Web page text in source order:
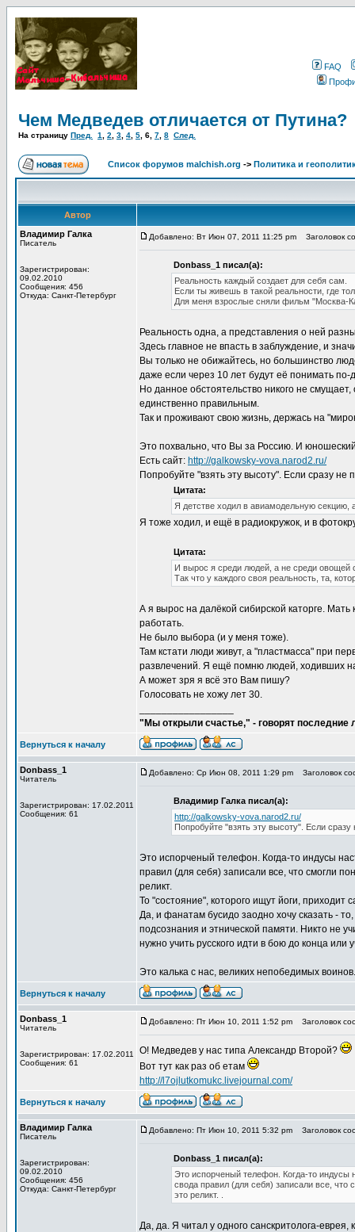
FAQ
Чем Медведев отличается от Путина?
На страницу Пред. 1 2 3 4 5 6 7 8 След.
Список форумов malchish.org -> Политика и
Автор
Владимир Галка
Писатель
Зарегистрирован:
09.02.2010
Сообщения: 456
Откуда: Санкт-Петербург
Добавлено: Вт Июн 07, 2011 11:25 pm Заголовок
Donbass_1 писал(а):
Реальность каждый создает для себя сам.
Если ты живешь в такой реальности, где
Для меня взрослые сняли фильм "Москва-
Реальность одна, а представления о ней
Здесь главное не впасть в заблуждение, и
Вы только не обижайтесь, но большинство
даже если через 10 лет будут её понимать
Но данное обстоятельство никого не
единственно правильным.
Так и проживают свою жизнь, держась на
Это похвально, что Вы за Россию. И
Есть сайт: http://galkowsky-vova.narod2.ru/
Попробуйте "взять эту высоту". Если сразу не
Цитата:
Я детстве ходил в авиамодельную секцию,
Я тоже ходил, и ещё в радиокружок, и в
Цитата:
И вырос я среди людей, а не среди
Так что у каждого своя реальность, та,
А я вырос на далёкой сибирской каторге.
работать.
Не было выбора (и у меня тоже).
Там кстати люди живут, а "пластмасса" при
развлечений. Я ещё помню людей, ходивших
А может зря я всё это Вам пишу?
Голосовать не хожу лет 30.
"Мы открыли счастье," - говорят
Вернуться к началу
Donbass_1
Читатель
Зарегистрирован: 17.02.2011
Сообщения: 61
Добавлено: Ср Июн 08, 2011 1:29 pm Заголовок
Владимир Галка писал(а):
http://galkowsky-vova.narod2.ru/
Попробуйте "взять эту высоту". Если сразу
Это испорченый телефон. Когда-то индусы
правил (для себя) записали все, что смогли
реликт.
То "состояние", которого ищут йоги, приходит
Да, и фанатам бусидо заодно хочу сказать -
подсознания и этнической памяти. Никто не
нужно учить русского идти в бою до конца или
Это калька с нас, великих непобедимых воинов.
Вернуться к началу
Donbass_1
Читатель
Зарегистрирован: 17.02.2011
Сообщения: 61
Добавлено: Пт Июн 10, 2011 1:52 pm Заголовок
О! Медведев у нас типа Александр Второй?
Вот тут как раз об етам
http://l7ojlutkomukc.livejournal.com/
Вернуться к началу
Владимир Галка
Писатель
Зарегистрирован:
09.02.2010
Сообщения: 456
Откуда: Санкт-Петербург
Добавлено: Пт Июн 10, 2011 5:32 pm Заголовок
Donbass_1 писал(а):
Это испорченый телефон. Когда-то индусы
свода правил (для себя) записали все,
это реликт. .
Да, да. Я читал у одного санскритолога-